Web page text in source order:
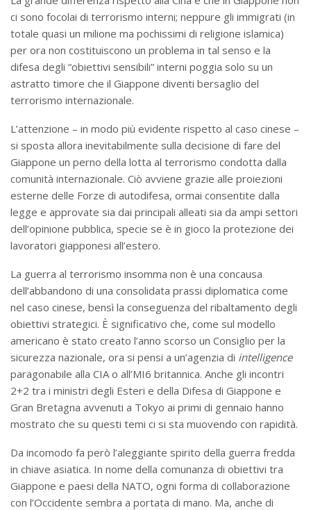
ci sono focolai di terrorismo interni; neppure gli immigrati (in
totale quasi un milione ma pochissimi di religione islamica)
per ora non costituiscono un problema in tal senso e la
difesa degli “obiettivi sensibili” interni poggia solo su un
astratto timore che il Giappone diventi bersaglio del
terrorismo internazionale.
L’attenzione – in modo più evidente rispetto al caso cinese –
si sposta allora inevitabilmente sulla decisione di fare del
Giappone un perno della lotta al terrorismo condotta dalla
comunità internazionale. Ciò avviene grazie alle proiezioni
esterne delle Forze di autodifesa, ormai consentite dalla
legge e approvate sia dai principali alleati sia da ampi settori
dell’opinione pubblica, specie se è in gioco la protezione dei
lavoratori giapponesi all’estero.
La guerra al terrorismo insomma non è una concausa
dell’abbandono di una consolidata prassi diplomatica come
nel caso cinese, bensì la conseguenza del ribaltamento degli
obiettivi strategici. È significativo che, come sul modello
americano è stato creato l’anno scorso un Consiglio per la
sicurezza nazionale, ora si pensi a un’agenzia di intelligence
paragonabile alla CIA o all’MI6 britannica. Anche gli incontri
2+2 tra i ministri degli Esteri e della Difesa di Giappone e
Gran Bretagna avvenuti a Tokyo ai primi di gennaio hanno
mostrato che su questi temi ci si sta muovendo con rapidità.
Da incomodo fa però l’aleggiante spirito della guerra fredda
in chiave asiatica. In nome della comunanza di obiettivi tra
Giappone e paesi della NATO, ogni forma di collaborazione
con l’Occidente sembra a portata di mano. Ma, anche di